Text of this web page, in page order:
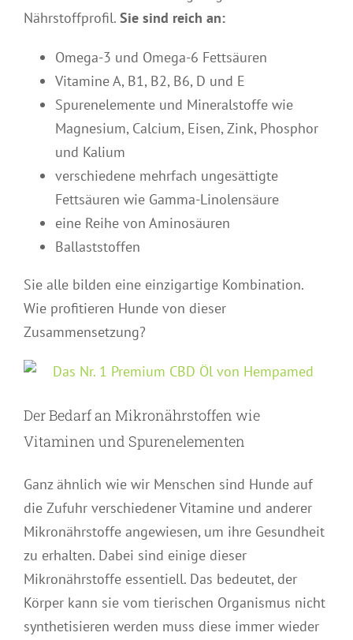
Nährstoffprofil. Sie sind reich an:
Omega-3 und Omega-6 Fettsäuren
Vitamine A, B1, B2, B6, D und E
Spurenelemente und Mineralstoffe wie
Magnesium, Calcium, Eisen, Zink, Phosphor
und Kalium
verschiedene mehrfach ungesättigte
Fettsäuren wie Gamma-Linolensäure
eine Reihe von Aminosäuren
Ballaststoffen
Sie alle bilden eine einzigartige Kombination.
Wie profitieren Hunde von dieser
Zusammensetzung?
Der Bedarf an Mikronährstoffen wie
Vitaminen und Spurenelementen
Ganz ähnlich wie wir Menschen sind Hunde auf
die Zufuhr verschiedener Vitamine und anderer
Mikronährstoffe angewiesen, um ihre Gesundheit
zu erhalten. Dabei sind einige dieser
Mikronährstoffe essentiell. Das bedeutet, der
Körper kann sie vom tierischen Organismus nicht
synthetisieren werden muss diese immer wieder